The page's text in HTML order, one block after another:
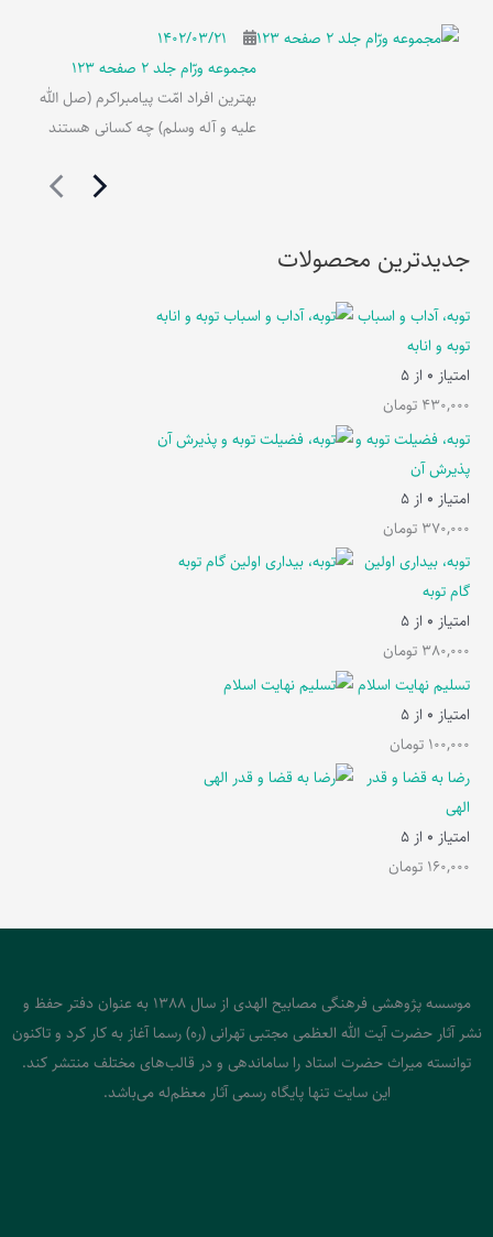
۱۴۰۲/۰۳/۲۱
مجموعه ورّام جلد 2 صفحه 123
بهترین افراد امّت پیامبراکرم (صل الله
علیه و آله وسلم) چه کسانی هستند
جدیدترین محصولات
توبه، آداب و اسباب
توبه و انابه
امتیاز 0 از 5
430,000 تومان
توبه، فضیلت توبه و
پذیرش آن
امتیاز 0 از 5
370,000 تومان
توبه، بیداری اولین
گام توبه
امتیاز 0 از 5
380,000 تومان
تسلیم نهایت اسلام
امتیاز 0 از 5
100,000 تومان
رضا به قضا و قدر
الهی
امتیاز 0 از 5
160,000 تومان
موسسه پژوهشی فرهنگی مصابیح الهدی از سال 1388 به عنوان دفتر حفظ و
نشر آثار حضرت آیت الله العظمی مجتبی تهرانی (ره) رسما آغاز به کار کرد و تاکنون
توانسته میراث حضرت استاد را ساماندهی و در قالب‌های مختلف منتشر کند.
این سایت تنها پایگاه رسمی آثار معظم‌له می‌باشد.